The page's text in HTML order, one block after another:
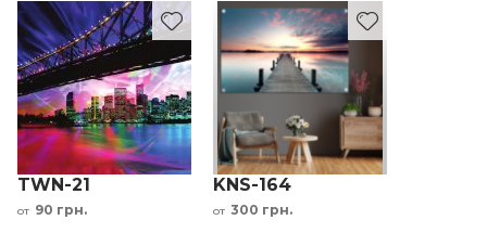
TWN-21
от 90 грн.
KNS-164
от 300 грн.